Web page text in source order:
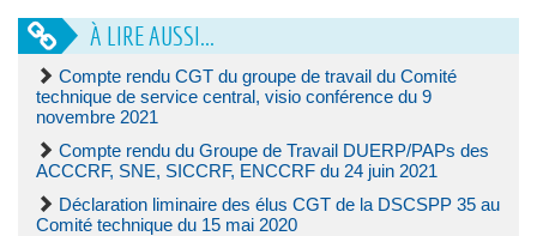
À LIRE AUSSI...
Compte rendu CGT du groupe de travail du Comité
technique de service central, visio conférence du 9
novembre 2021
Compte rendu du Groupe de Travail DUERP/PAPs des
ACCCRF, SNE, SICCRF, ENCCRF du 24 juin 2021
Déclaration liminaire des élus CGT de la DSCSPP 35 au
Comité technique du 15 mai 2020